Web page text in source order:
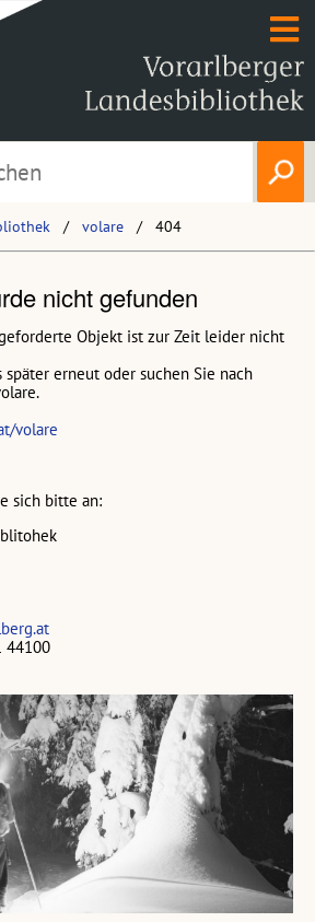
volare 404
nicht gefunden
Objekt ist zur Zeit leider nicht
erneut oder suchen Sie nach
volare
sich bitte an:
44100